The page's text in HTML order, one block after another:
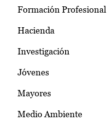
Formación Profesional
Hacienda
Investigación
Jóvenes
Mayores
Medio Ambiente